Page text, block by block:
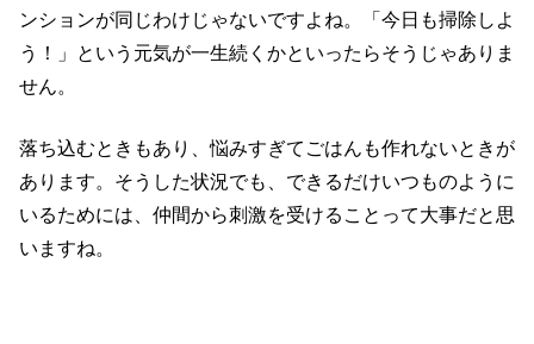
ンションが同じわけじゃないですよね。「今日も掃除しよ
う！」という元気が一生続くかといったらそうじゃありま
せん。
落ち込むときもあり、悩みすぎてごはんも作れないときが
あります。そうした状況でも、できるだけいつものように
いるためには、仲間から刺激を受けることって大事だと思
いますね。